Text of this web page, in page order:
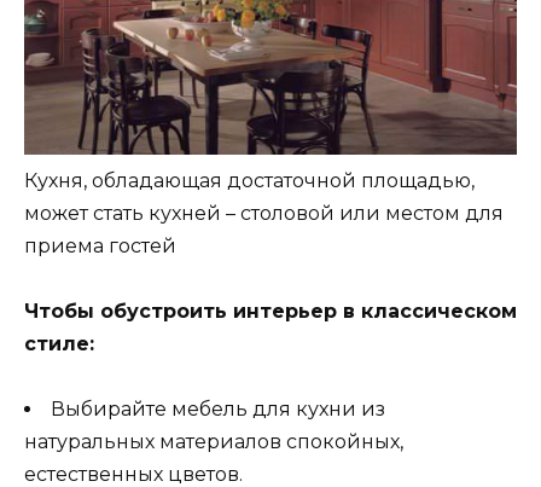
Кухня, обладающая достаточной площадью,
может стать кухней – столовой или местом для
приема гостей
Чтобы обустроить интерьер в классическом
стиле:
Выбирайте мебель для кухни из
натуральных материалов спокойных,
естественных цветов.